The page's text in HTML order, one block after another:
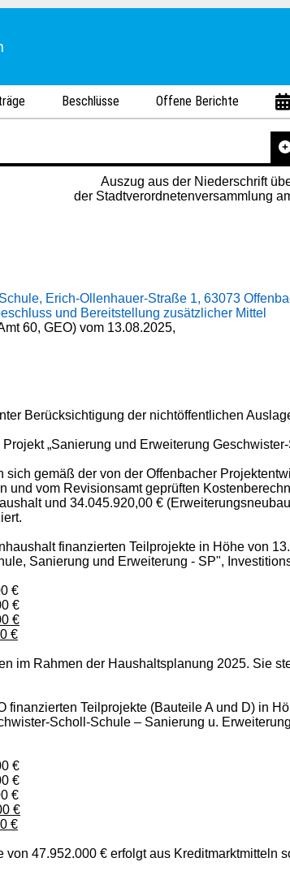
Beschlüsse Offene Berichte
Auszug aus der Niederschrift
der Stadtverordnetenversammlung
Erich-Ollenhauer-Straße 1, 63073
und Bereitstellung zusätzlicher Mittel
60, GEO) vom 13.08.2025,
Berücksichtigung der nichtöffentlichen
„Sanierung und Erweiterung
sich gemäß der von der Offenbacher
und vom Revisionsamt geprüften
und 34.045.920,00 €
finanzierten Teilprojekte in Höhe von
Sanierung und Erweiterung - SP",
€
€
€
€
im Rahmen der Haushaltsplanung 2025. Sie
finanzierten Teilprojekte (Bauteile A und D) in
Scholl-Schule – Sanierung u.
€
€
€
€
€
47.952.000 € erfolgt aus